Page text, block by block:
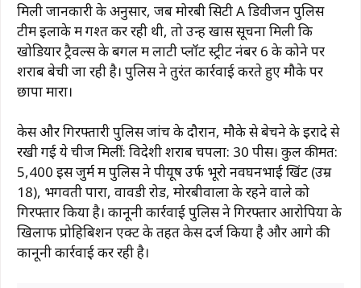
मिली जानकारी के अनुसार, जब मोरबी सिटी A डिवीजन पुलिस
टीम इलाके में गश्त कर रही थी, तो उन्हें खास सूचना मिली कि
खोडियार ट्रैवल्स के बगल में लाटी प्लॉट स्ट्रीट नंबर 6 के कोने पर
शराब बेची जा रही है। पुलिस ने तुरंत कार्रवाई करते हुए मौके पर
छापा मारा।
केस और गिरफ्तारी पुलिस जांच के दौरान, मौके से बेचने के इरादे से
रखी गई ये चीजें मिलीं: विदेशी शराब चपला: 30 पीस। कुल कीमत:
₹5,400 इस जुर्म में पुलिस ने पीयूष उर्फ ​​भूरो नवघनभाई खिंट (उम्र
18), भगवती पारा, वावडी रोड, मोरबीवाला के रहने वाले को
गिरफ्तार किया है। कानूनी कार्रवाई पुलिस ने गिरफ्तार आरोपियों के
खिलाफ प्रोहिबिशन एक्ट के तहत केस दर्ज किया है और आगे की
कानूनी कार्रवाई कर रही है।